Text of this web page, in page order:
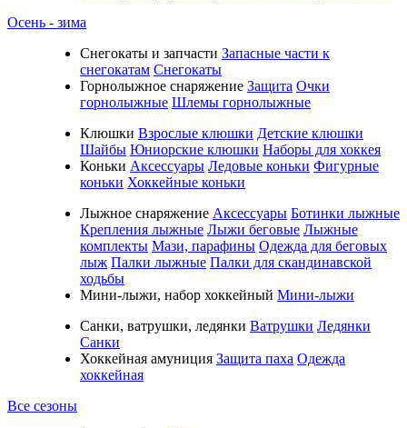
Осень - зима
Cнегокаты и запчасти Запасные части к
снегокатам Снегокаты
Горнолыжное снаряжение Защита Очки
горнолыжные Шлемы горнолыжные
Клюшки Взрослые клюшки Детские клюшки
Шайбы Юниорские клюшки Наборы для хоккея
Коньки Аксессуары Ледовые коньки Фигурные
коньки Хоккейные коньки
Лыжное снаряжение Аксессуары Ботинки лыжные
Крепления лыжные Лыжи беговые Лыжные
комплекты Мази, парафины Одежда для беговых
лыж Палки лыжные Палки для скандинавской
ходьбы
Мини-лыжи, набор хоккейный Мини-лыжи
Санки, ватрушки, ледянки Ватрушки Ледянки
Санки
Хоккейная амуниция Защита паха Одежда
хоккейная
Все сезоны